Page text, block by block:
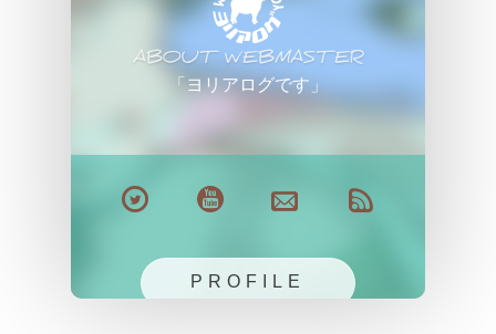
ABOUT WEBMASTER
「ヨリアログです」
PROFILE